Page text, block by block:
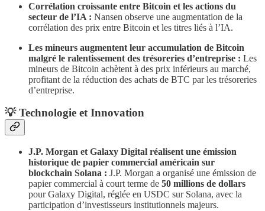
Corrélation croissante entre Bitcoin et les actions du
secteur de l’IA : Nansen observe une augmentation de la
corrélation des prix entre Bitcoin et les titres liés à l’IA.
Les mineurs augmentent leur accumulation de Bitcoin
malgré le ralentissement des trésoreries d’entreprise : Les
mineurs de Bitcoin achètent à des prix inférieurs au marché,
profitant de la réduction des achats de BTC par les trésoreries
d’entreprise.
​💡 Technologie et Innovation
J.P. Morgan et Galaxy Digital réalisent une émission
historique de papier commercial américain sur
blockchain Solana : J.P. Morgan a organisé une émission de
papier commercial à court terme de 50 millions de dollars
pour Galaxy Digital, réglée en USDC sur Solana, avec la
participation d’investisseurs institutionnels majeurs.